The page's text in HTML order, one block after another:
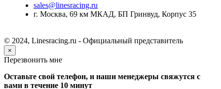
sales@linesracing.ru
г. Москва, 69 км МКАД, БП Гринвуд, Корпус 35
© 2024, Linesracing.ru - Официальный представитель
×
Перезвонить мне
Оставьте свой телефон, и наши менеджеры свяжутся с
вами в течение 10 минут